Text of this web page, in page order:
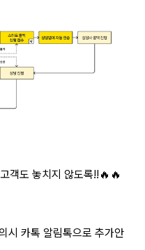
객도 놓치지 않도록!!🔥🔥
시 카톡 알림톡으로 추가안